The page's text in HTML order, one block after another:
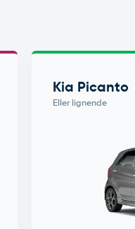
Kia Picanto
Eller lignende